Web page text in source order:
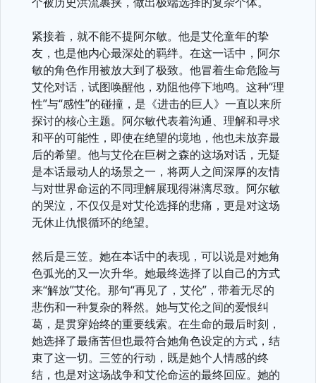
紧接着，就不能不提阿尔敏。他是艾伦童年的挚
友，也是他内心最深处的羁绊。在这一话中，阿尔
敏的角色作用被放大到了极致。他冒着生命危险与
艾伦对话，试图唤醒他，劝阻他停下地鸣。这种“理
性”与“感性”的碰撞，是《进击的巨人》一直以来所
探讨的核心主题。阿尔敏代表着沟通、理解和寻求
和平的可能性，即使在绝望的境地，他也未放弃最
后的希望。他与艾伦在巨树之森的这场对话，无疑
是本话最动人的场景之一，将两人之间深厚的友情
与对世界命运的不同理解展现得淋漓尽致。阿尔敏
的哭泣，不仅仅是对艾伦选择的悲痛，更是对这场
无休止仇恨循环的绝望。
然后是三笠。她在本话中的表现，可以说是对她角
色弧光的又一次升华。她最终选择了以自己的方式
来“解放”艾伦。那句“再见了，艾伦”，带着无尽的
悲伤和一种复杂的释然。她与艾伦之间的爱恨纠
葛，是贯穿始终的重要线索。在生命的最后时刻，
她选择了最痛苦但也最符合她角色设定的方式，结
束了这一切。三笠的行动，既是她个人情感的终
结，也是对这场战争和艾伦命运的最终回应。她的